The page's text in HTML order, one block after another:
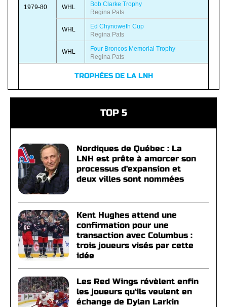
1979-80 WHL
Bob Clarke Trophy
Regina Pats
WHL
Ed Chynoweth Cup
Regina Pats
WHL
Four Broncos Memorial Trophy
Regina Pats
TROPHÉES DE LA LNH
TOP 5
Nordiques de Québec : La
LNH est prête à amorcer son
processus d'expansion et
deux villes sont nommées
Kent Hughes attend une
confirmation pour une
transaction avec Columbus :
trois joueurs visés par cette
idée
Les Red Wings révèlent enfin
les joueurs qu'ils veulent en
échange de Dylan Larkin